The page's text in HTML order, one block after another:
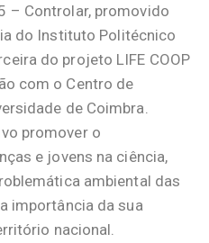
– Controlar, promovido
do Instituto Politécnico
do projeto LIFE COOP
com o Centro de
de Coimbra.
promover o
e jovens na ciência,
ambiental das
importância da sua
nacional.